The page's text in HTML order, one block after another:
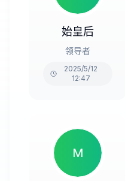
始皇后
领导者
2025/5/12
12:47
M